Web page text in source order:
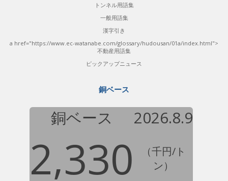
トンネル用語集
一般用語集
漢字引き
a href="https://www.ec-watanabe.com/glossary/hudousan/01a/index.html">
不動産用語集
ピックアップニュース
銅ベース
銅ベース 2026.8.9
2,330
（千円/ト
ン）